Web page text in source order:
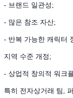
- 브랜드 일관성;
- 많은 참조 자산;
- 반복 가능한 캐릭터
지역 수준 개정;
- 상업적 창의적 워크
특히 전자상거래 팀,